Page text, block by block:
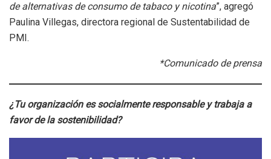
de alternativas de consumo de tabaco y nicotina”, agregó
Paulina Villegas, directora regional de Sustentabilidad de
PMI.
*Comunicado de prensa
¿Tu organización es socialmente responsable y trabaja a
favor de la sostenibilidad?